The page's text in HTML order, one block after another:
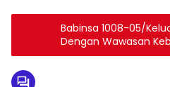
Babinsa 1008-05/
Dengan Wawasan